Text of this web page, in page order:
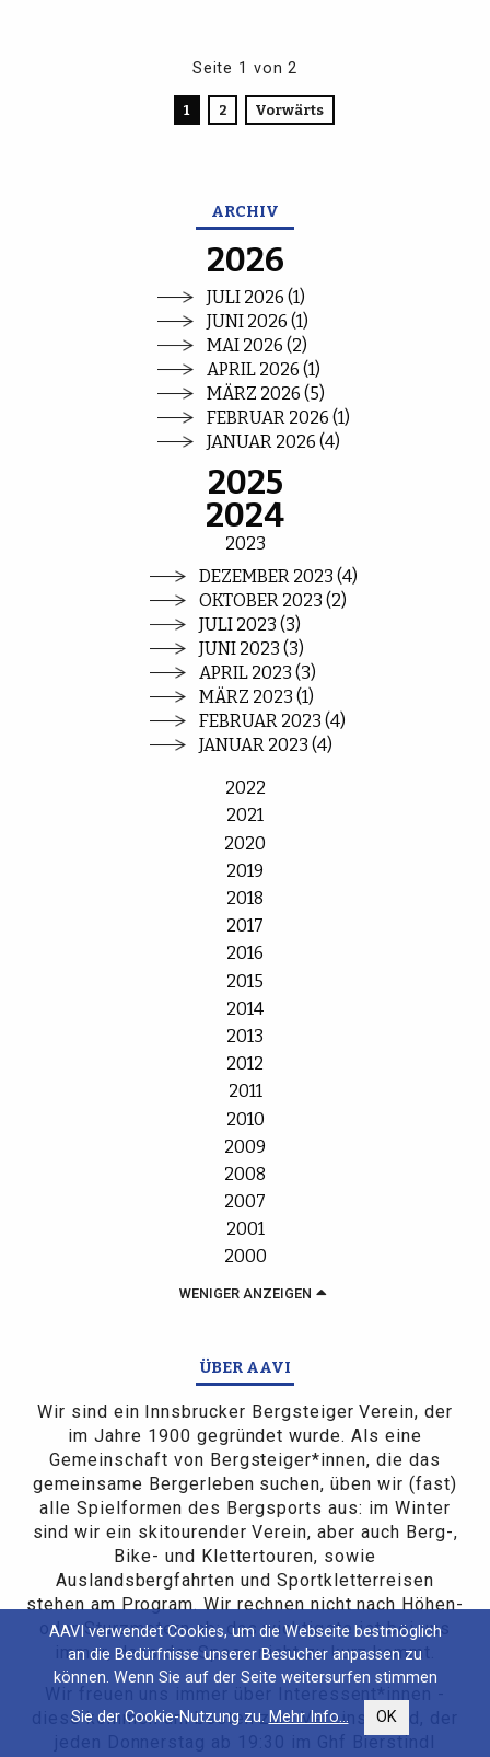
Seite 1 von 2
1 2 Vorwärts
ARCHIV
2026
JULI 2026 (1)
JUNI 2026 (1)
MAI 2026 (2)
APRIL 2026 (1)
MÄRZ 2026 (5)
FEBRUAR 2026 (1)
JANUAR 2026 (4)
2025
2024
2023
DEZEMBER 2023 (4)
OKTOBER 2023 (2)
JULI 2023 (3)
JUNI 2023 (3)
APRIL 2023 (3)
MÄRZ 2023 (1)
FEBRUAR 2023 (4)
JANUAR 2023 (4)
2022
2021
2020
2019
2018
2017
2016
2015
2014
2013
2012
2011
2010
2009
2008
2007
2001
2000
WENIGER ANZEIGEN
ÜBER AAVI
Wir sind ein Innsbrucker Bergsteiger Verein, der
im Jahre 1900 gegründet wurde. Als eine
Gemeinschaft von Bergsteiger*innen, die das
gemeinsame Bergerleben suchen, üben wir (fast)
alle Spielformen des Bergsports aus: im Winter
sind wir ein skitourender Verein, aber auch Berg-,
Bike- und Klettertouren, sowie
Auslandsbergfahrten und Sportkletterreisen
stehen am Program. Wir rechnen nicht nach Höhen-
oder Sturzmetern ab: das wichtigste ist bei uns
immer, dass der Spass nicht zu kurz kommt.
diese kommen am besten zum Vereinsabend, der
jeden Donnerstag ab 19:30 im Ghf Bierstindl
AAVI verwendet Cookies, um die Webseite bestmöglich
an die Bedürfnisse unserer Besucher anpassen zu
können. Wenn Sie auf der Seite weitersurfen stimmen
Sie der Cookie-Nutzung zu. Mehr Info... OK